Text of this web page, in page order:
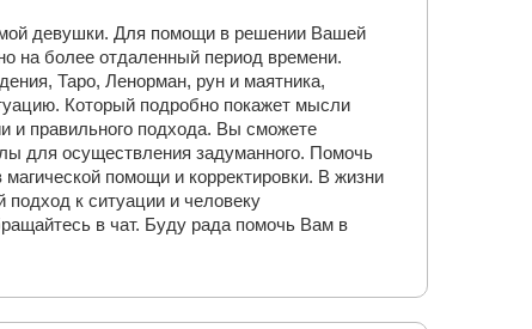
девушки. Для помощи в решении Вашей
на более отдаленный период времени.
Таро, Ленорман, рун и маятника,
Который подробно покажет мысли
и правильного подхода. Вы сможете
для осуществления задуманного. Помочь
помощи и корректировки. В жизни
к ситуации и человеку
в чат. Буду рада помочь Вам в